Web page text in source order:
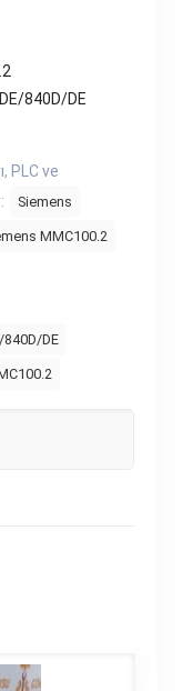
840D/DE
, PLC ve
Siemens
MMC100.2
840D/DE